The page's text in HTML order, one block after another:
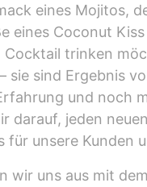
eines Mojitos,
eines Coconut
trinken
sie sind Ergebnis
und noch
darauf, jeden
für unsere Kunden
wir uns aus mit